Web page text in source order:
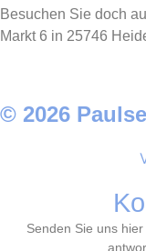
Besuchen Sie doch
Markt 6 in 25746
© 2026
Senden Sie uns